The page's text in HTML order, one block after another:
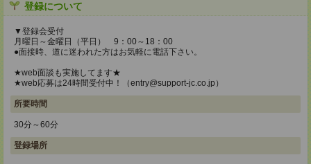
登録について
▼登録会受付
月曜日～金曜日（平日） 9：00～18：00
●面接時、道に迷われた方はお気軽に電話下さい。
★web面談も実施してます★
★web応募は24時間受付中！（entry@support-jc.co.jp）
所要時間
30分～60分
登録場所